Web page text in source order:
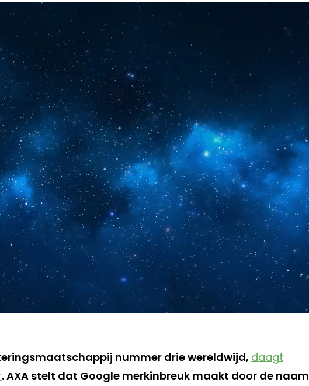
nummer drie wereldwijd, daagt
. AXA stelt dat Google merkinbreuk maakt door de naam